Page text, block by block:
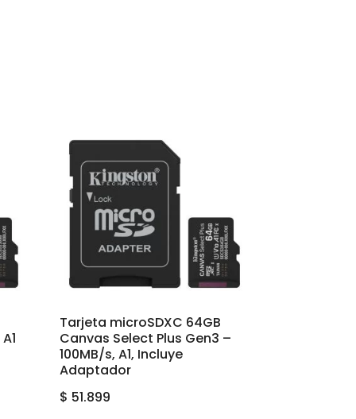
Tarjeta microSDXC 64GB
Canvas Select Plus Gen3 –
100MB/s, A1, Incluye
Adaptador
$ 51.899